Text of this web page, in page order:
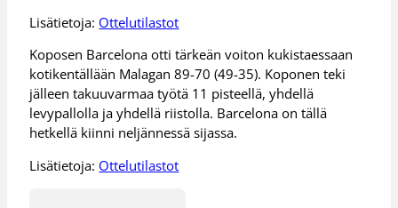
Lisätietoja: Ottelutilastot
Koposen Barcelona otti tärkeän voiton kukistaessaan
kotikentällään Malagan 89-70 (49-35). Koponen teki
jälleen takuuvarmaa työtä 11 pisteellä, yhdellä
levypallolla ja yhdellä riistolla. Barcelona on tällä
hetkellä kiinni neljännessä sijassa.
Lisätietoja: Ottelutilastot